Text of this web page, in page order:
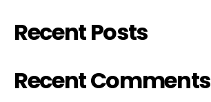
Recent Posts
Recent Comments